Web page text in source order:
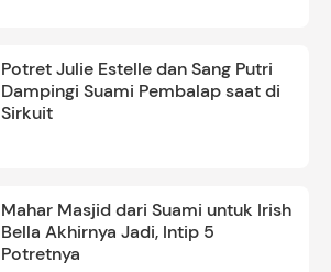
Potret Julie Estelle dan Sang Putri
Dampingi Suami Pembalap saat di
Sirkuit
Mahar Masjid dari Suami untuk Irish
Bella Akhirnya Jadi, Intip 5
Potretnya